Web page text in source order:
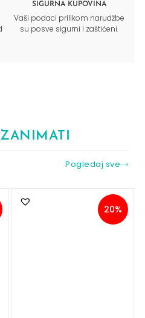
SIGURNA KUPOVINA
Vaši podaci prilikom narudžbe
su posve sigurni i zaštićeni.
Pogledaj sve
20%